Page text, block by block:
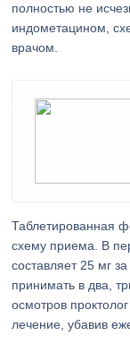
полностью не
индометацином,
врачом.
Таблетированная
схему приема. В
составляет 25 мг
принимать в два,
осмотров
лечение, убавив